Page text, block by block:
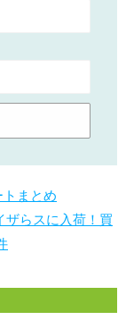
まとめ
ザらスに入荷！買